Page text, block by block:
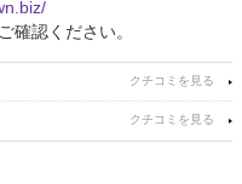
確認ください。